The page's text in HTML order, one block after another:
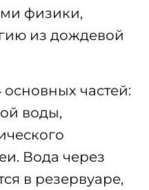
физики,
из дождевой
основных частей:
воды,
Вода через
в резервуаре,